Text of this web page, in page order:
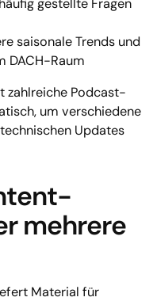
gestellte Fragen
saisonale Trends und
DACH-Raum
zahlreiche Podcast-
um verschiedene
Updates
mehrere
Material für